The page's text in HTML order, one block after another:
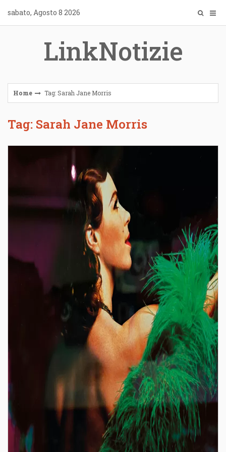
content
sabato, Agosto 8 2026
LinkNotizie
Home Tag: Sarah Jane Morris
Tag: Sarah Jane Morris